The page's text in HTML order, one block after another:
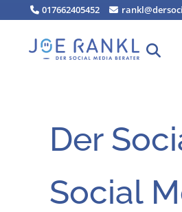
Inhalt
springen
017662405452
Der
Social